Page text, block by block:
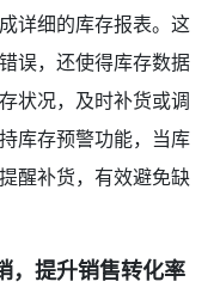
详细的库存报表。这
误，还使得库存数据
状况，及时补货或调
库存预警功能，当库
醒补货，有效避免缺
，提升销售转化率